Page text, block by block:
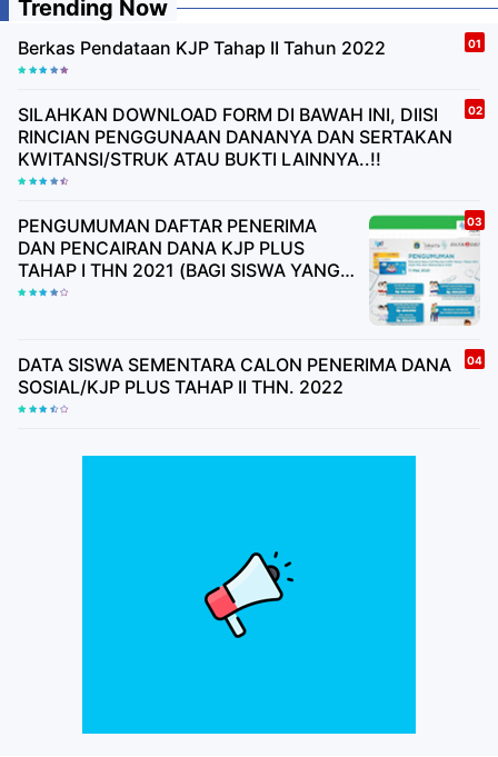
Trending Now
Berkas Pendataan KJP Tahap II Tahun 2022
SILAHKAN DOWNLOAD FORM DI BAWAH INI, DIISI
RINCIAN PENGGUNAAN DANANYA DAN SERTAKAN
KWITANSI/STRUK ATAU BUKTI LAINNYA..!!
PENGUMUMAN DAFTAR PENERIMA
DAN PENCAIRAN DANA KJP PLUS
TAHAP I THN 2021 (BAGI SISWA YANG
BELUM MEMILIKI BUKU TABUNGAN
DATA SISWA SEMENTARA CALON PENERIMA DANA
SOSIAL/KJP PLUS TAHAP II THN. 2022